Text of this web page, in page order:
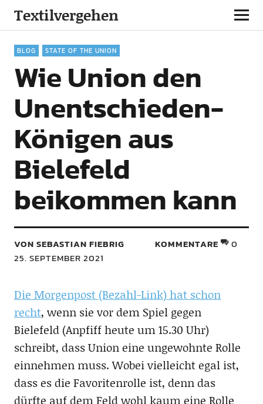
Textilvergehen
BLOG STATE OF THE UNION
Wie Union den
Unentschieden-
Königen aus
Bielefeld
beikommen kann
VON SEBASTIAN FIEBRIG
25. SEPTEMBER 2021
KOMMENTARE 0
Die Morgenpost (Bezahl-Link) hat schon
recht, wenn sie vor dem Spiel gegen
Bielefeld (Anpfiff heute um 15.30 Uhr)
schreibt, dass Union eine ungewohnte Rolle
einnehmen muss. Wobei vielleicht egal ist,
dass es die Favoritenrolle ist, denn das
dürfte auf dem Feld wohl kaum eine Rolle